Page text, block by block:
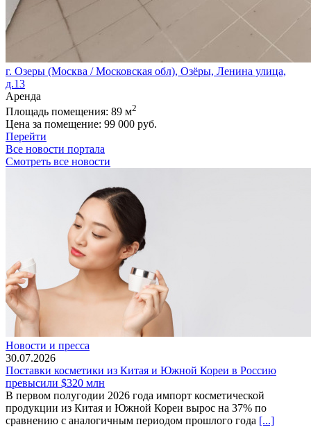
г. Озеры (Москва / Московская обл), Озёры, Ленина улица,
д.13
Аренда
Площадь помещения: 89 м2
Цена за помещение: 99 000 руб.
Перейти
Все новости портала
Смотреть все новости
Новости и пресса
30.07.2026
Поставки косметики из Китая и Южной Кореи в Россию
превысили $320 млн
В первом полугодии 2026 года импорт косметической
продукции из Китая и Южной Кореи вырос на 37% по
сравнению с аналогичным периодом прошлого года [...]